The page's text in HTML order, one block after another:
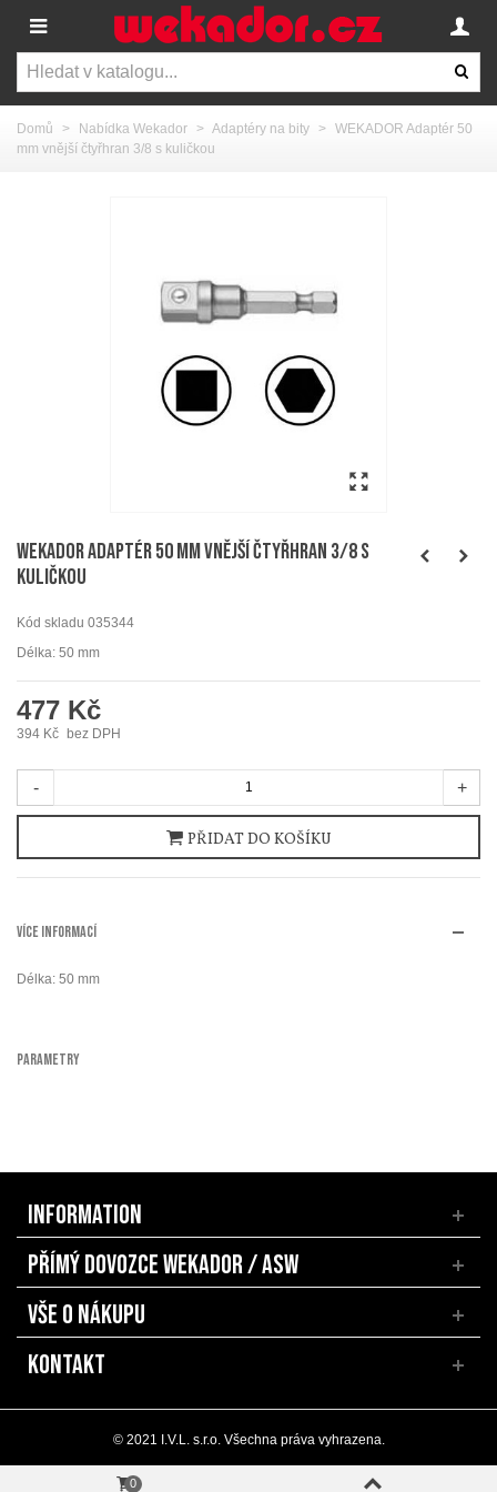
Domů > Nabídka Wekador > Adaptéry na bity > WEKADOR Adaptér 50
mm vnější čtyřhran 3/8 s kuličkou
WEKADOR Adaptér 50 mm vnější čtyřhran 3/8 s
kuličkou
Kód skladu 035344
Délka: 50 mm
477 Kč
394 Kč bez DPH
- +
PŘIDAT DO KOŠÍKU
VÍCE INFORMACÍ
Délka: 50 mm
PARAMETRY
INFORMATION
PŘÍMÝ DOVOZCE WEKADOR / ASW
VŠE O NÁKUPU
KONTAKT
© 2021 I.V.L. s.r.o. Všechna práva vyhrazena.
0